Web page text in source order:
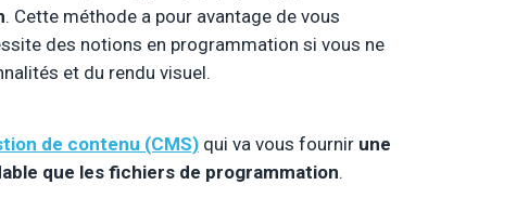
. Cette méthode a pour avantage de vous
des notions en programmation si vous ne
et du rendu visuel.
de contenu (CMS) qui va vous fournir une
que les fichiers de programmation.